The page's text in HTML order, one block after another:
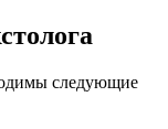
следующие